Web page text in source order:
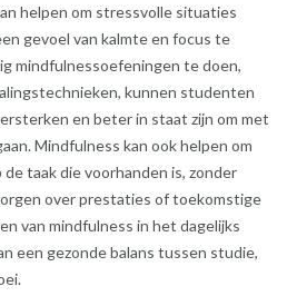
helpen om stressvolle situaties
gevoel van kalmte en focus te
mindfulnessoefeningen te doen,
kunnen studenten
en beter in staat zijn om met
Mindfulness kan ook helpen om
taak die voorhanden is, zonder
over prestaties of toekomstige
van mindfulness in het dagelijks
een gezonde balans tussen studie,